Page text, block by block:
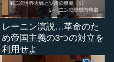
レーニン演説…革命のた
め帝国主義の3つの対立を
利用せよ